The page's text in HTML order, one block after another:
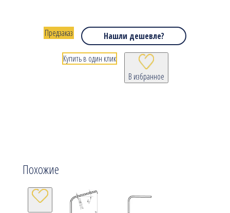
Нашли дешевле?
В избранное
Предзаказ
Купить в один клик
Похожие